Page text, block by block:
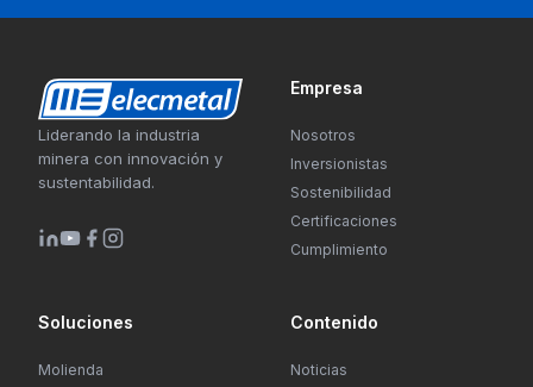
Liderando la industria
minera con innovación y
sustentabilidad.
Empresa
Nosotros
Inversionistas
Sostenibilidad
Certificaciones
Cumplimiento
Soluciones
Molienda
Contenido
Noticias